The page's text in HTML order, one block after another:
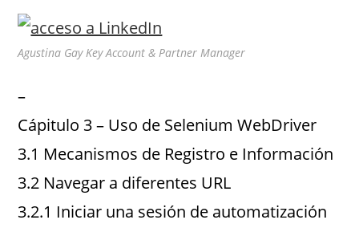
Agustina Gay Key Account & Partner Manager
–
Cápitulo 3 – Uso de Selenium WebDriver
3.1 Mecanismos de Registro e Información
3.2 Navegar a diferentes URL
3.2.1 Iniciar una sesión de automatización